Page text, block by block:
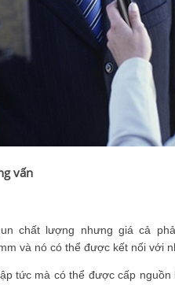
vấn
chất lượng nhưng giá cả
và nó có thể được kết nối với
tức mà có thể được cấp